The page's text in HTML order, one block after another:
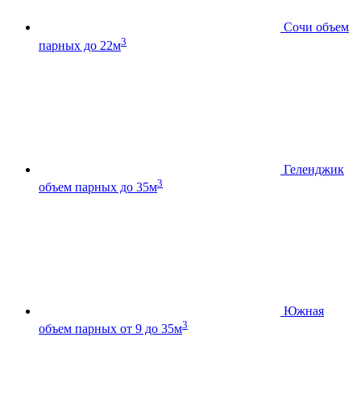
Сочи объем
парных до 22м3
Геленджик
объем парных до 35м3
Южная
объем парных от 9 до 35м3